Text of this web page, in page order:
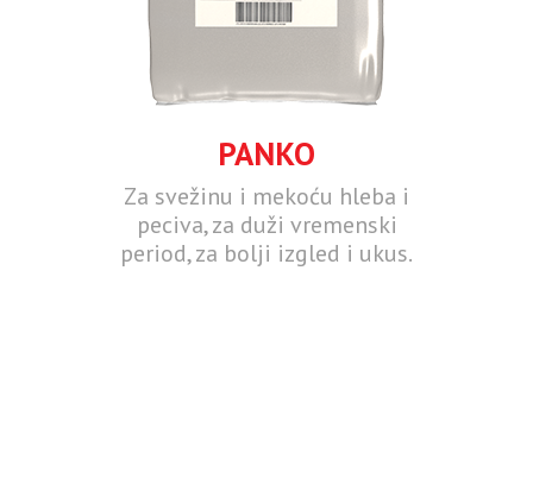
PANKO
Za svežinu i mekoću hleba i
peciva, za duži vremenski
period, za bolji izgled i ukus.